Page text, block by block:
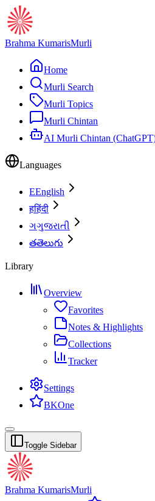
Brahma KumarisMurli
Home
Murli Search
Murli Topics
Murli Chintan
AI Murli Chintan
Languages
EEnglish
हहिंदी
ગગુજરાતી
తతెలుగు
Library
Overview
Favorites
Notes & Highlights
Collections
Tracker
Settings
BKOne
Toggle Sidebar
Brahma KumarisMurli